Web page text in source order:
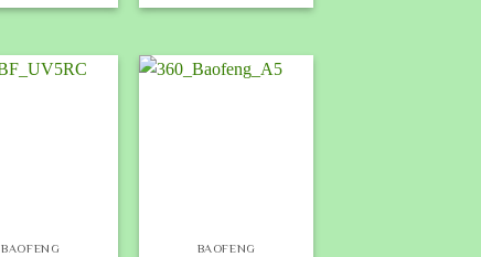
BAOFENG BAOFENG